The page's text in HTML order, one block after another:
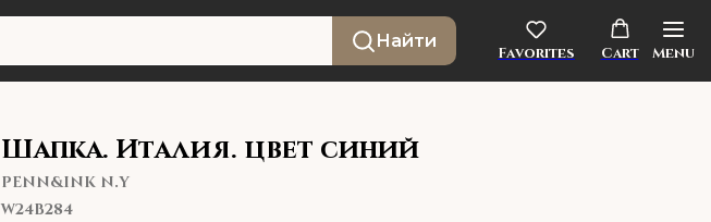
Найти
Favorites Cart Menu
Шапка. Италия. цвет синий
PENN&INK N.Y
W24B284